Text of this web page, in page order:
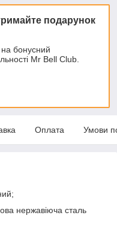
подарунок
бонусний
Mr Bell Club.
Оплата Умови
нержавіюча сталь